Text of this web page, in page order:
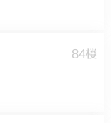
84楼